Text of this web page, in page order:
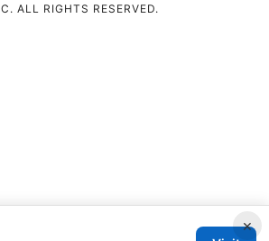
×
ALL RIGHTS RESERVED.